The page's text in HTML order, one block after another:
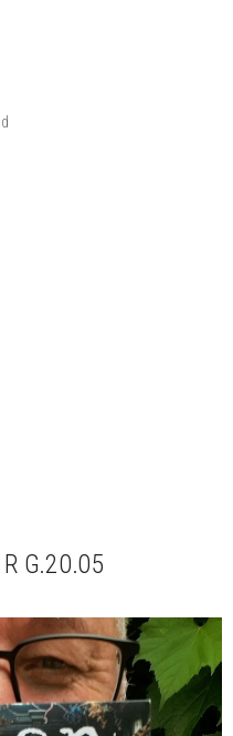
G.20.05